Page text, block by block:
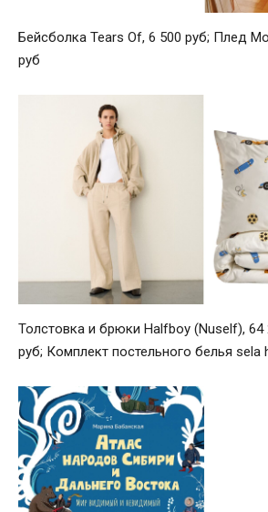
Бейсболка Tears Of, 6 500 руб; Плед
руб
Толстовка и брюки Halfboy (Nuself), 64
руб; Комплект постельного белья sela